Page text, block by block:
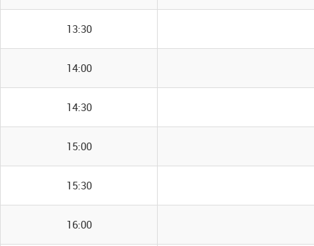
13:30
14:00
14:30
15:00
15:30
16:00